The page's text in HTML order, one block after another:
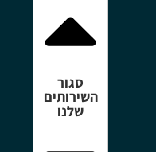
סגור
השירותים
שלנו